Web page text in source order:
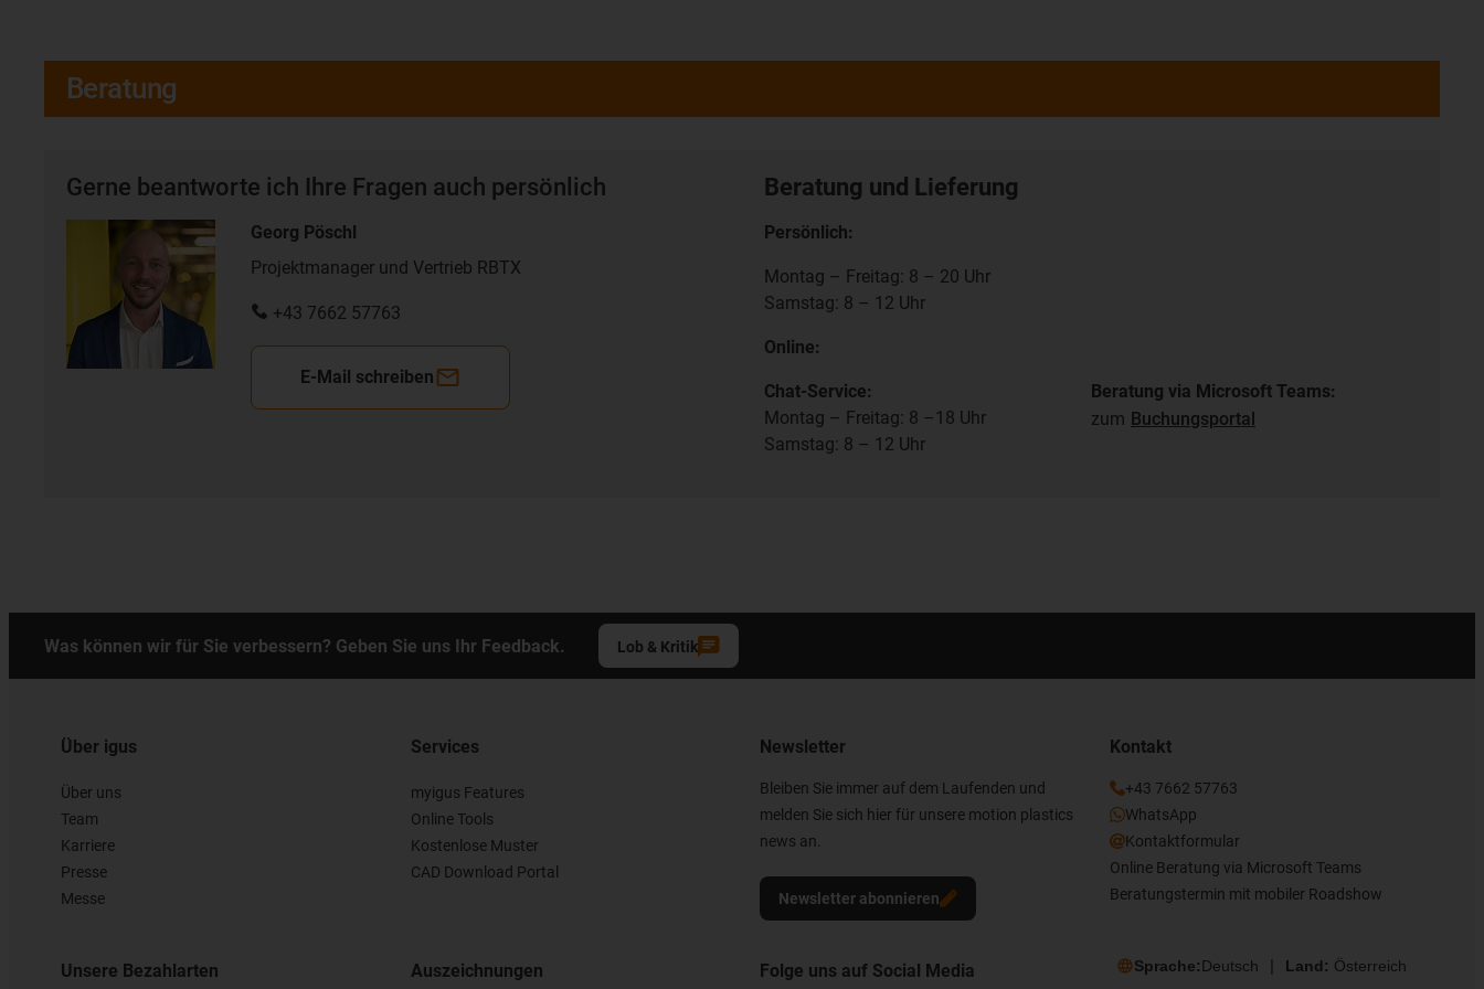
Beratung
Gerne beantworte ich Ihre Fragen auch persönlich
Georg Pöschl
Projektmanager und Vertrieb RBTX
+43 7662 57763
E-Mail schreiben
Beratung und Lieferung
Persönlich:
Montag – Freitag: 8 – 20 Uhr
Samstag: 8 – 12 Uhr
Online:
Chat-Service:
Montag – Freitag: 8 –18 Uhr
Samstag: 8 – 12 Uhr
Beratung via Microsoft Teams:
zum Buchungsportal
Was können wir für Sie verbessern? Geben Sie uns Ihr Feedback. Lob & Kritik
Über igus
Über uns
Team
Karriere
Presse
Messe
Unsere Bezahlarten
Services
myigus Features
Online Tools
Kostenlose Muster
CAD Download Portal
Auszeichnungen
Newsletter
Bleiben Sie immer auf dem Laufenden und
melden Sie sich hier für unsere motion plastics
news an.
Newsletter abonnieren
Kontakt
+43 7662 57763
WhatsApp
Kontaktformular
Online Beratung via Microsoft Teams
Beratungstermin mit mobiler Roadshow
Folge uns auf Social Media Sprache:Deutsch Land: Österreich